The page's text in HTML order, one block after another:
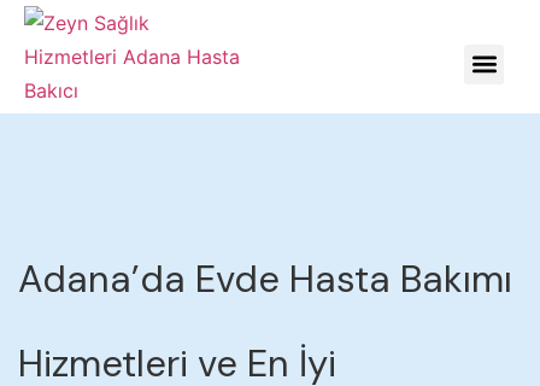
Adana’da Evde Hasta Bakımı
Hizmetleri ve En İyi